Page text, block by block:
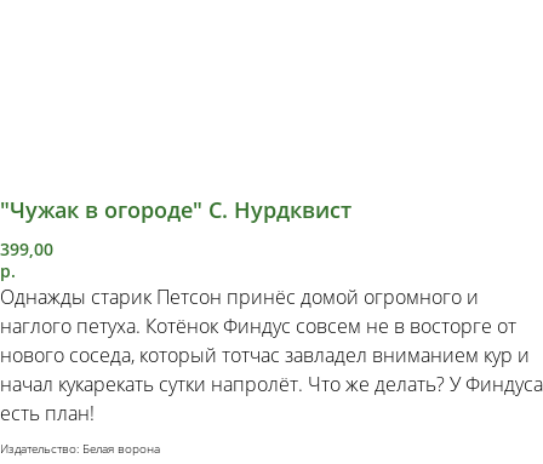
"Чужак в огороде" С. Нурдквист
399,00
р.
Однажды старик Петсон принёс домой огромного и
наглого петуха. Котёнок Финдус совсем не в восторге от
нового соседа, который тотчас завладел вниманием кур и
начал кукарекать сутки напролёт. Что же делать? У Финдуса
есть план!
Издательство: Белая ворона